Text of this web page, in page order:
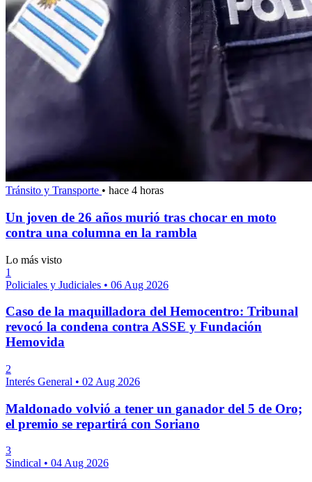
Tránsito y Transporte • hace 4 horas
Un joven de 26 años murió tras chocar en moto
contra una columna en la rambla
Lo más visto
1
Policiales y Judiciales • 06 Aug 2026
Caso de la maquilladora del Hemocentro: Tribunal
revocó la condena contra ASSE y Fundación
Hemovida
2
Interés General • 02 Aug 2026
Maldonado volvió a tener un ganador del 5 de Oro;
el premio se repartirá con Soriano
3
Sindical • 04 Aug 2026